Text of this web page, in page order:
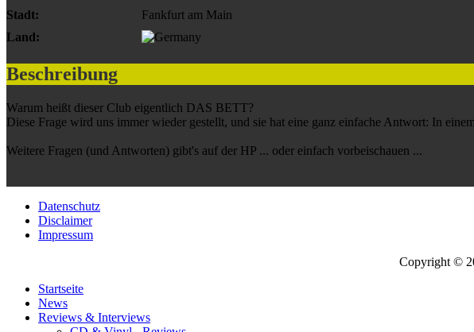
Stadt:
Fankfurt am Main
Land:
Beschreibung
Warum heißt dieser Club eigentlich DAS BETT?
Diese Frage wird uns immer wieder gestellt, und sie hat eine ganz einfache Antwort: In
Weitere Fragen (und Antworten) gibt's auf der HP ... oder einfach vorbeischauen ...
Datenschutz
Disclaimer
Impressum
Copyright ©
Startseite
News
Reviews & Interviews